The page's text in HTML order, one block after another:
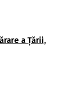
a Ţării,